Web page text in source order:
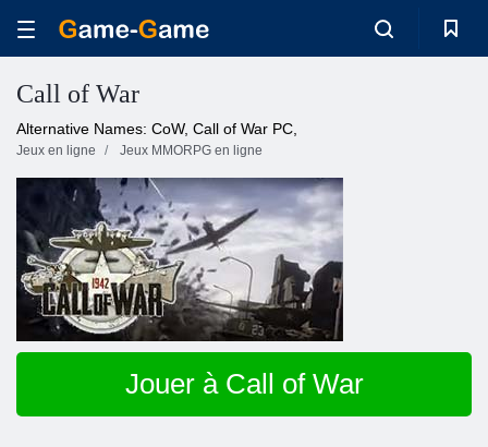
Call of War
Alternative Names: CoW, Call of War PC,
Jeux en ligne Jeux MMORPG en ligne
Jouer à Call of War